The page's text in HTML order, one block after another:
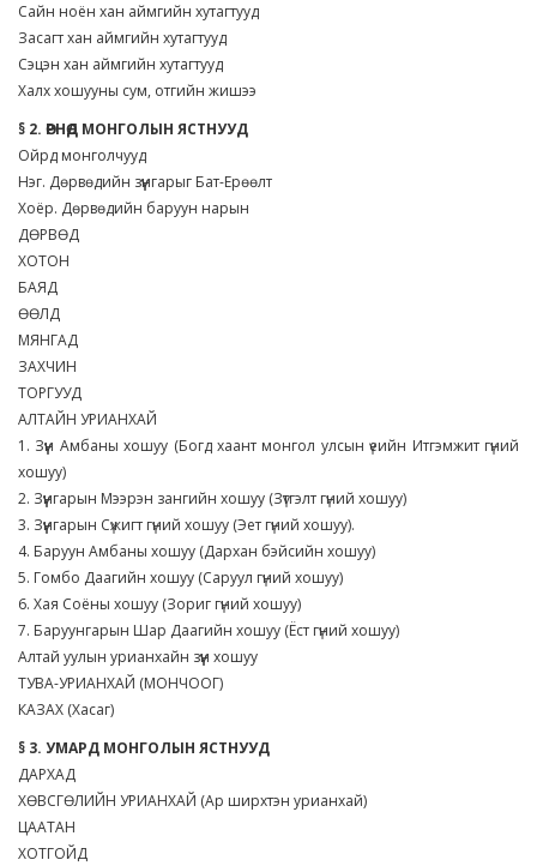
Сайн ноён хан аймгийн хутагтууд
Засагт хан аймгийн хутагтууд
Сэцэн хан аймгийн хутагтууд
Халх хошууны сум, отгийн жишээ
§ 2. ӨРНӨД МОНГОЛЫН ЯСТНУУД
Ойрд монголчууд
Нэг. Дөрвөдийн зүүнгарыг Бат-Ерөөлт
Хоёр. Дөрвөдийн баруун нарын
ДӨРВӨД
ХОТОН
БАЯД
ӨӨЛД
МЯНГАД
ЗАХЧИН
ТОРГУУД
АЛТАЙН УРИАНХАЙ
1. Зүүн Амбаны хошуу (Богд хаант монгол улсын үеийн Итгэмжит гүний
хошуу)
2. Зүүнгарын Мээрэн зангийн хошуу (Зүтгэлт гүний хошуу)
3. Зүүнгарын Сүжигт гүний хошуу (Эет гүний хошуу).
4. Баруун Амбаны хошуу (Дархан бэйсийн хошуу)
5. Гомбо Даагийн хошуу (Саруул гүний хошуу)
6. Хая Соёны хошуу (Зориг гүний хошуу)
7. Баруунгарын Шар Даагийн хошуу (Ёст гүний хошуу)
Алтай уулын урианхайн зүүн хошуу
ТУВА-УРИАНХАЙ (МОНЧООГ)
КАЗАХ (Хасаг)
§ 3. УМАРД МОНГОЛЫН ЯСТНУУД
ДАРХАД
ХӨВСГӨЛИЙН УРИАНХАЙ (Ар ширхтэн урианхай)
ЦААТАН
ХОТГОЙД